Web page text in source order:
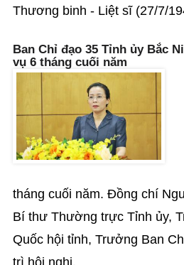
Thương binh - Liệt sĩ (27/7/
Ban Chỉ đạo 35 Tỉnh ủy Bắc
vụ 6 tháng cuối năm
tháng cuối năm. Đồng chí
Bí thư Thường trực Tỉnh ủy,
Quốc hội tỉnh, Trưởng Ban